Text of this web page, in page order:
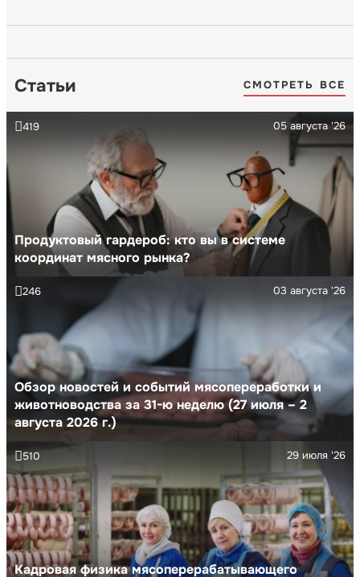
Статьи СМОТРЕТЬ ВСЕ
Продуктовый гардероб: кто вы в системе
координат мясного рынка?
05 августа '26
419
Обзор новостей и событий мясопереработки и
животноводства за 31-ю неделю (27 июля – 2
августа 2026 г.)
03 августа '26
246
Кадровая физика мясоперерабатывающего
29 июля '26
510